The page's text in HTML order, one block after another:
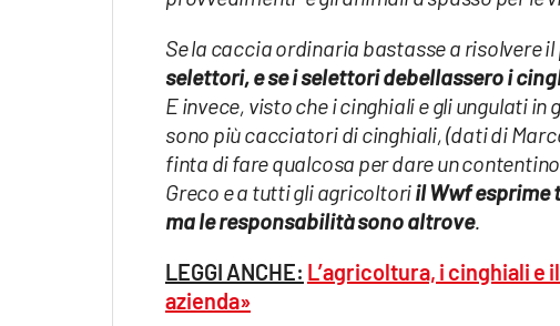
Se la caccia ordinaria bastasse a risolvere
selettori, e se i selettori debellassero i
E invece, visto che i cinghiali e gli ungulati
sono più cacciatori di cinghiali, (dati di
finta di fare qualcosa per dare un
Greco e a tutti gli agricoltoriil Wwf esprime
ma le responsabilità sono altrove.
LEGGI ANCHE: L’agricoltura, i cinghiali e
azienda»